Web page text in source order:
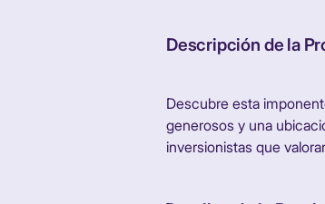
Descripción de la
Descubre esta
generosos y una
inversionistas que